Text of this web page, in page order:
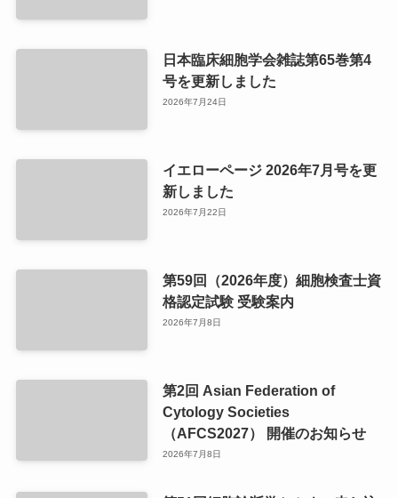
日本臨床細胞学会雑誌第65巻第4
号を更新しました
2026年7月24日
イエローページ 2026年7月号を更
新しました
2026年7月22日
第59回（2026年度）細胞検査士資
格認定試験 受験案内
2026年7月8日
第2回 Asian Federation of
Cytology Societies
（AFCS2027） 開催のお知らせ
2026年7月8日